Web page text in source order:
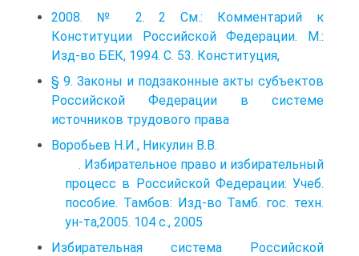
2008. № 2. 2 См.: Комментарий к
Конституции Российской Федерации. М.:
Изд-во БЕК, 1994. С. 53. Конституция,
§ 9. Законы и подзаконные акты субъектов
Российской Федерации в системе
источников трудового права
Воробьев Н.И., Никулин В.В.
. Избирательное право и избирательный
процесс в Российской Федерации: Учеб.
пособие. Тамбов: Изд-во Тамб. гос. техн.
ун-та,2005. 104 с., 2005
Избирательная система Российской